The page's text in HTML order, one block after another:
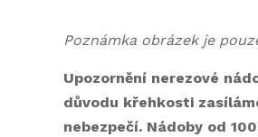
Poznámka obrázek je
Upozornění nerezové
důvodu křehkosti
nebezpečí. Nádoby od